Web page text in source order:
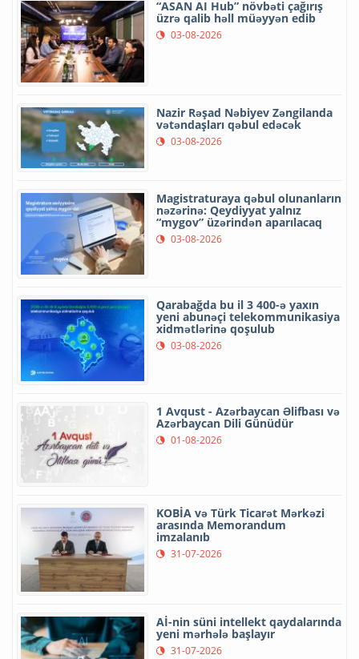
“ASAN AI Hub” növbəti çağırış
üzrə qalib həll müəyyən edib
03-08-2026
Nazir Rəşad Nəbiyev Zəngilanda
vətəndaşları qəbul edəcək
03-08-2026
Magistraturaya qəbul olunanların
nəzərinə: Qeydiyyat yalnız
“mygov” üzərindən aparılacaq
03-08-2026
Qarabağda bu il 3 400-ə yaxın
yeni abunəçi telekommunikasiya
xidmətlərinə qoşulub
03-08-2026
1 Avqust - Azərbaycan Əlifbası və
Azərbaycan Dili Günüdür
01-08-2026
KOBİA və Türk Ticarət Mərkəzi
arasında Memorandum
imzalanıb
31-07-2026
Aİ-nin süni intellekt qaydalarında
yeni mərhələ başlayır
31-07-2026